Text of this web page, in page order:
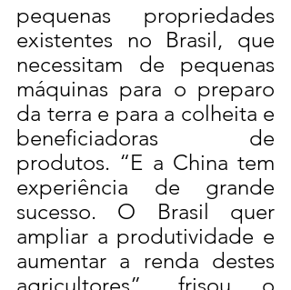
pequenas propriedades
existentes no Brasil, que
necessitam de pequenas
máquinas para o preparo
da terra e para a colheita e
beneficiadoras de
produtos. “E a China tem
experiência de grande
sucesso. O Brasil quer
ampliar a produtividade e
aumentar a renda destes